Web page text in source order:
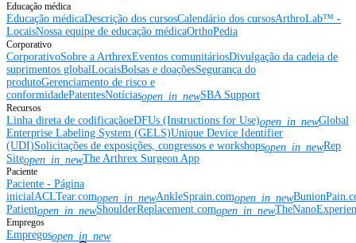
Educação médica
Educação médicaDescrição dos cursosCalendário dos cursosArthroLab™ -
LocaisNossa equipe de educação médicaOrthoPedia
Corporativo
CorporativoSobre a ArthrexEventos comunitáriosDivulgação da cadeia de
suprimentos globalLocaisBolsas e doaçõesSegurança do
produtoGerenciamento de risco e
conformidadePatentesNotíciasopen_in_newSBA Support
Recursos
Linha direta de codificaçãoeDFUs (Instructions for Use)open_in_newGlobal
Enterprise Labeling System (GELS)Unique Device Identifier
(UDI)Solicitações de exposições, congressos e workshopsopen_in_newRep
Siteopen_in_newThe Arthrex Surgeon App
Paciente
Paciente - Página
inicialACLTear.comopen_in_newAnkleSprain.comopen_in_new
Patientopen_in_newShoulderReplacement.comopen_in_new
Empregos
Empregosopen_in_new